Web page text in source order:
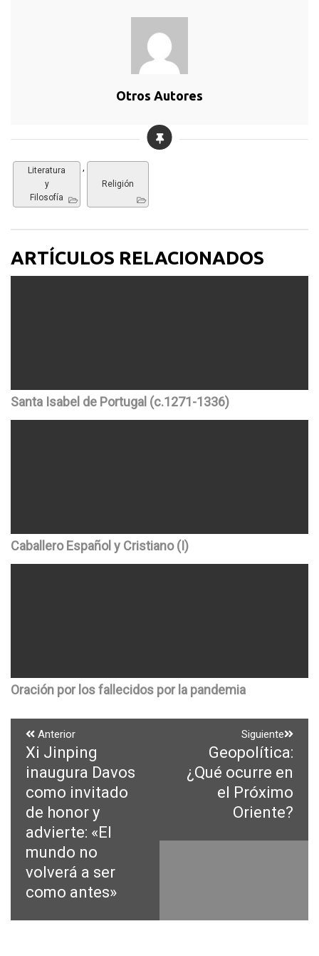
Otros Autores
Literatura
y
Filosofía
,
Religión
ARTÍCULOS RELACIONADOS
Santa Isabel de Portugal (c.1271-1336)
Caballero Español y Cristiano (I)
Oración por los fallecidos por la pandemia
Navegación
de
entradas
Anterior
Entrada
anterior:
Xi Jinping
inaugura Davos
como invitado
de honor y
advierte: «El
mundo no
volverá a ser
como antes»
Siguiente
siguiente:
Geopolítica:
¿Qué ocurre en
el Próximo
Oriente?